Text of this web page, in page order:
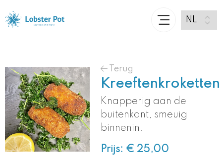
Terug
Kreeftenkroketten
Knapperig aan de
buitenkant, smeuig
binnenin.
Prijs: € 25,00